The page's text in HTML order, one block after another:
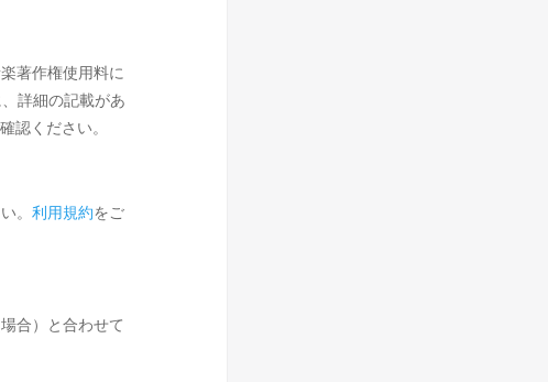
著作権使用料に
詳細の記載があ
認ください。
。 利用規約をご
合）と合わせて